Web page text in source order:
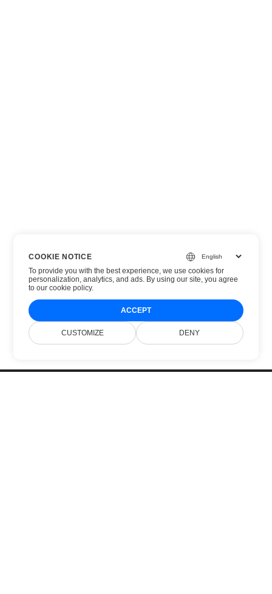
COOKIE NOTICE
To provide you with the best experience, we use cookies for
personalization, analytics, and ads. By using our site, you agree
toour cookie policy.
ACCEPT
CUSTOMIZE DENY